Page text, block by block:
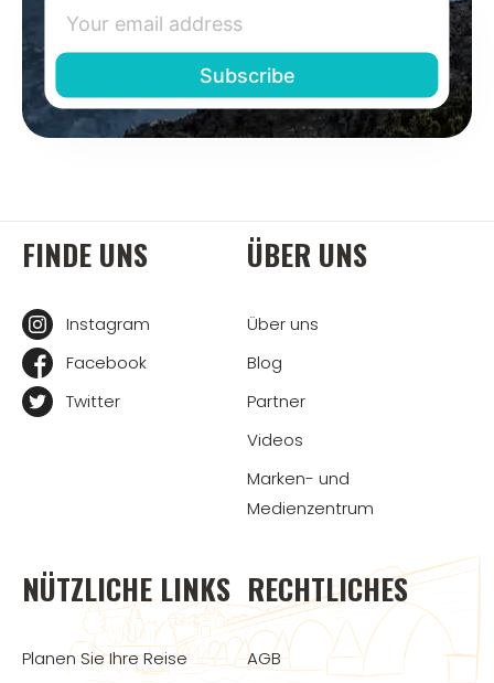
FINDE UNS
Instagram
Facebook
Twitter
ÜBER UNS
Über uns
Blog
Partner
Videos
Marken- und
Medienzentrum
NÜTZLICHE LINKS
Planen Sie Ihre Reise
RECHTLICHES
AGB